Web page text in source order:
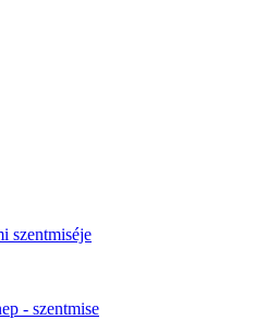
szentmiséje
- szentmise